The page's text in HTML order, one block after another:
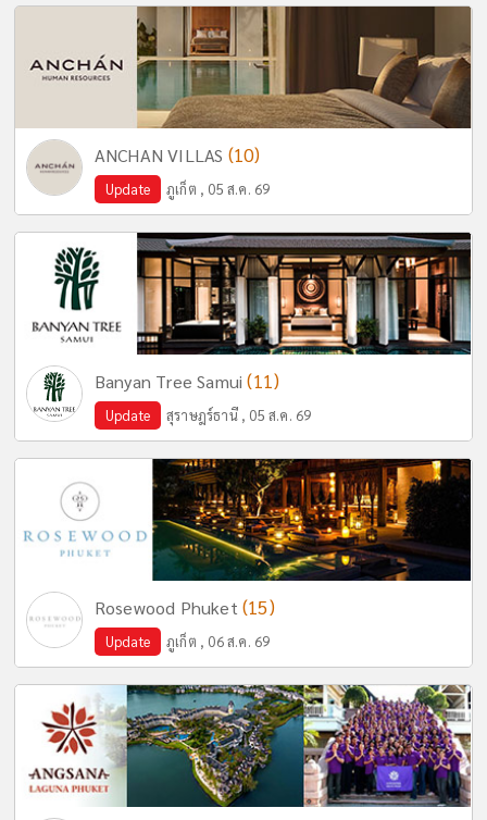
ANCHAN VILLAS (10)
Update ภูเก็ต , 05 ส.ค. 69
Banyan Tree Samui(11)
Update สุราษฎร์ธานี , 05 ส.ค. 69
Rosewood Phuket (15)
Update ภูเก็ต , 06 ส.ค. 69